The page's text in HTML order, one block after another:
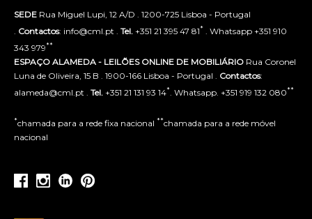
SEDE Rua Miguel Lupi, 12 A/D . 1200-725 Lisboa - Portugal
Contactos: info@cml.pt . Tel. +351 21 395 47 81* . Whatsapp +351 910
343 979**
ESPAÇO ALAMEDA - LEILÕES ONLINE DE MOBILIÁRIO Rua Coronel
Luna de Oliveira, 15 B . 1900-166 Lisboa - Portugal . Contactos:
alameda@cml.pt . Tel. +351 21 131 93 14* . Whatsapp. +351 919 132 080**
*chamada para a rede fixa nacional **chamada para a rede móvel
nacional